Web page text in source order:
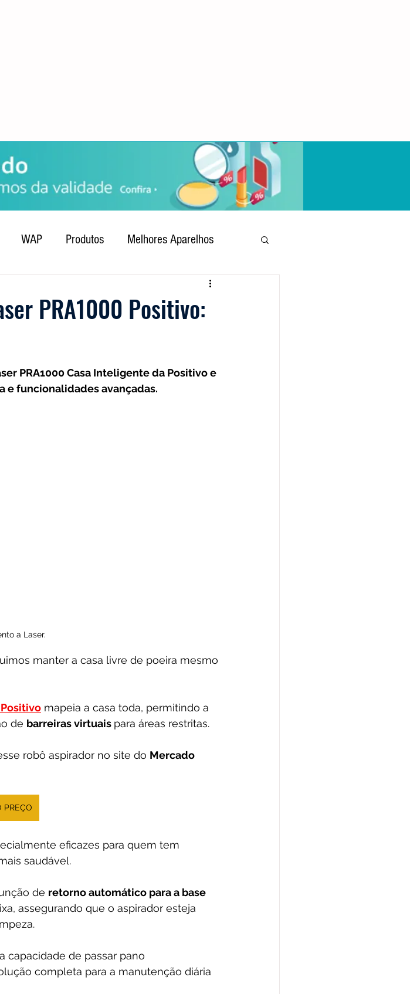
WAP Produtos Melhores Aparelhos
Black & Decker
Ropo Extratoras Limpador de Pisos
PRA1000 Positivo:
PRA1000 Casa Inteligente da Positivo e
e funcionalidades avançadas.
a Laser.
manter a casa livre de poeira mesmo
mapeia a casa toda, permitindo a
de barreiras virtuais para áreas restritas.
robô aspirador no site do Mercado
PREÇO
eficazes para quem tem
saudável.
de retorno automático para a base
assegurando que o aspirador esteja
capacidade de passar pano
completa para a manutenção diária